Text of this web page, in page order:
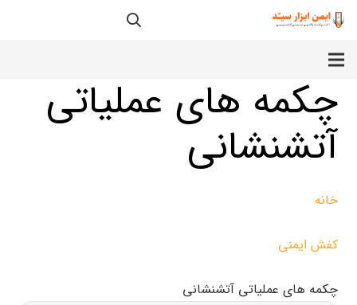
چکمه های عملیاتی
آتشنشانی
خانه
کفش ایمنی
چکمه های عملیاتی آتشنشانی